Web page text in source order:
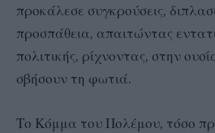
προκάλεσε συγκρούσεις,
προσπάθεια, απαιτώντας
πολιτικής, ρίχνοντας, στην
σβήσουν τη φωτιά.
Το Κόμμα του Πολέμου, τόσο